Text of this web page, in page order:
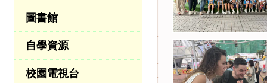
圖書館
自學資源
校園電視台